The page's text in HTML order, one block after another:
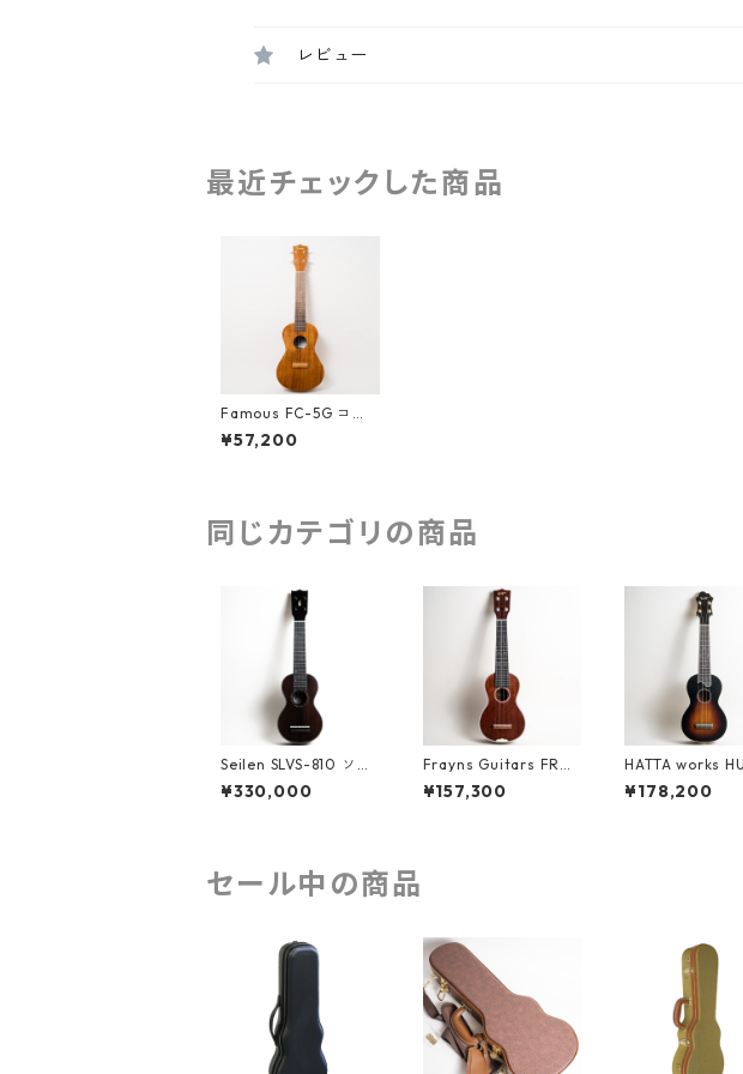
レビュー
最近チェックした商品
Famous FC-5G コン
サートウクレレ
¥57,200
同じカテゴリの商品
Seilen SLVS-810 ソプ
ラノウクレレ #2026
¥330,000
Frayns Guitars FRUK
-3MS ソプラノウクレ
レ #2500094
¥157,300
HATTA works
212 ソプラノウク
¥178,200
セール中の商品